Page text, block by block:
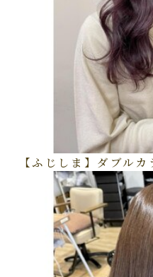
【ふじしま】ダブル